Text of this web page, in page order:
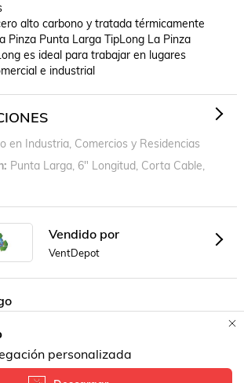
alto carbono y tratada térmicamente
Pinza Punta Larga TipLong La Pinza
es ideal para trabajar en lugares
e industrial
en Industria, Comercios y Residencias
Punta Larga, 6" Longitud, Corta Cable,
Vendido por
VentDepot
personalizada